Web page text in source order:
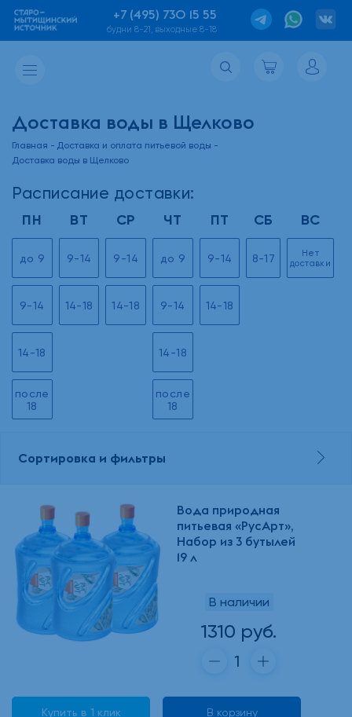
+7 (495) 730 15 55
будни 8-21, выходные 8-18
Доставка воды в Щелково
Главная
Доставка и оплата питьевой воды
Доставка воды в Щелково
Расписание доставки:
ПН
до 9
9-14
14-18
после
18
ВТ
9-14
14-18
СР
9-14
14-18
ЧТ
до 9
9-14
14-18
после
18
ПТ
9-14
14-18
СБ
8-17
ВС
Нет
доставки
Сортировка и фильтры
Вода природная
питьевая «РусАрт»,
Набор из 3 бутылей
19 л
В наличии
1310 руб.
Купить в 1 клик В корзину